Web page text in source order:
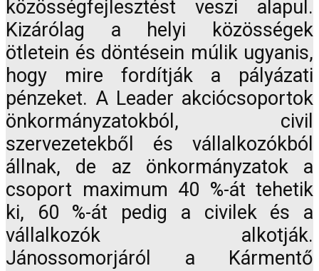
közösségfejlesztést veszi alapul.
Kizárólag a helyi közösségek
ötletein és döntésein múlik ugyanis,
hogy mire fordítják a pályázati
pénzeket. A Leader akciócsoportok
önkormányzatokból, civil
szervezetekből és vállalkozókból
állnak, de az önkormányzatok a
csoport maximum 40 %-át tehetik
ki, 60 %-át pedig a civilek és a
vállalkozók alkotják.
Jánossomorjáról a Kármentő